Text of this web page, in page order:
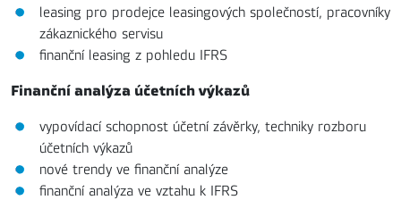
leasing pro prodejce leasingových společností, pracovníky
zákaznického servisu
finanční leasing z pohledu IFRS
Finanční analýza účetních výkazů
vypovídací schopnost účetní závěrky, techniky rozboru
účetních výkazů
nové trendy ve finanční analýze
finanční analýza ve vztahu k IFRS